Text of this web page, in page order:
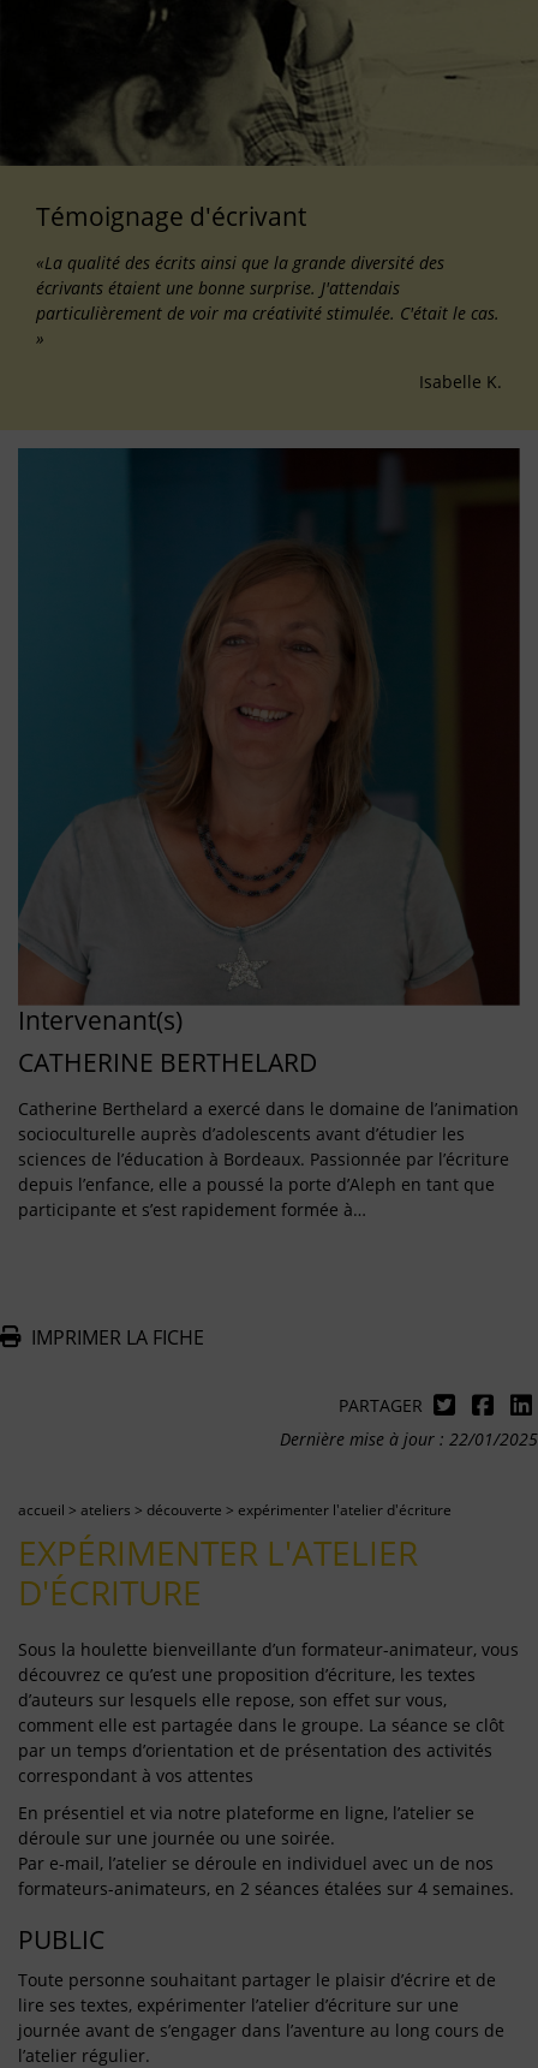
Témoignage d'écrivant
«La qualité des écrits ainsi que la grande diversité des
écrivants étaient une bonne surprise. J'attendais
particulièrement de voir ma créativité stimulée. C'était le cas.
»
Isabelle K.
Intervenant(s)
CATHERINE BERTHELARD
Catherine Berthelard a exercé dans le domaine de l’animation
socioculturelle auprès d’adolescents avant d’étudier les
sciences de l’éducation à Bordeaux. Passionnée par l’écriture
depuis l’enfance, elle a poussé la porte d’Aleph en tant que
participante et s’est rapidement formée à…
IMPRIMER LA FICHE
PARTAGER
Dernière mise à jour : 22/01/2025
accueil > ateliers > découverte > expérimenter l'atelier d'écriture
EXPÉRIMENTER L'ATELIER
D'ÉCRITURE
Sous la houlette bienveillante d’un formateur-animateur, vous
découvrez ce qu’est une proposition d’écriture, les textes
d’auteurs sur lesquels elle repose, son effet sur vous,
comment elle est partagée dans le groupe. La séance se clôt
par un temps d’orientation et de présentation des activités
correspondant à vos attentes
En présentiel et via notre plateforme en ligne, l’atelier se
déroule sur une journée ou une soirée.
Par e-mail, l’atelier se déroule en individuel avec un de nos
formateurs-animateurs, en 2 séances étalées sur 4 semaines.
PUBLIC
Toute personne souhaitant partager le plaisir d’écrire et de
lire ses textes, expérimenter l’atelier d’écriture sur une
journée avant de s’engager dans l’aventure au long cours de
l’atelier régulier.